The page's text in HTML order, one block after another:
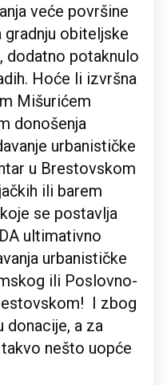
veće površine
obiteljske
dodatno potaknulo
Hoće li izvršna
Mišurićem
donošenja
urbanističke
u Brestovskom
ili barem
se postavlja
ultimativno
urbanističke
ili Poslovno-
I zbog
donacije, a za
nešto uopće